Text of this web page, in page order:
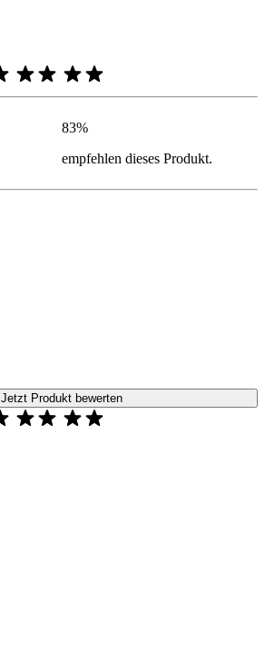
83%
empfehlen dieses Produkt.
Jetzt Produkt bewerten